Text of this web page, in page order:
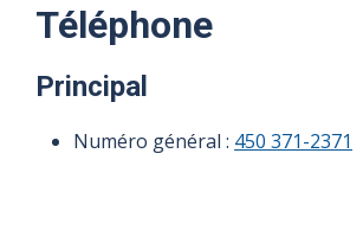
Téléphone
Principal
Numéro général : 450 371-2371